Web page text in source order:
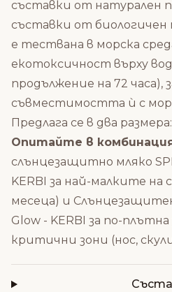
съставки от натурален
съставки от биологичен
е тествана в морска
екотоксичност върху
продължение на 72 часа),
съвместимостта ѝ с
Предлага се в два
Опитайте в
слънцезащитно мляко
KERBI за най-малките на
месеца) и
Glow - KERBI за по-
критични зони (нос,